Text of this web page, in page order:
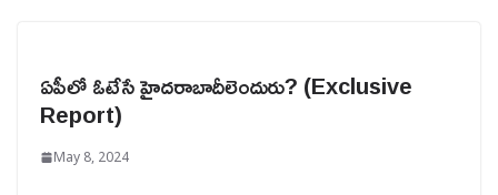
ఏపీలో ఓటేసే హైదరాబాదీలెందురు? (Exclusive
Report)
May 8, 2024